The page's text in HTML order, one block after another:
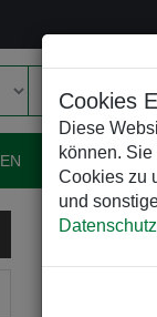
Cookies
Diese
können.
Cookies zu
und
HOME